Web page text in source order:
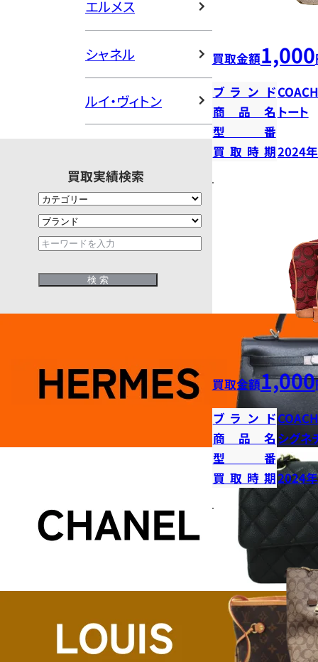
エルメス
シャネル
ルイ・ヴィトン
買取実績検索
買取金額1,000
ブランドCOACH
商品名 トート
型番
買取時期2024
買取金額1,000
ブランドCOACH
商品名 シグネ
型番
買取時期2024